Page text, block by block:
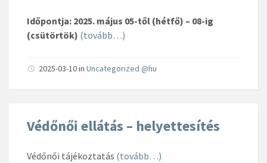
Időpontja: 2025. május 05-től (hétfő) – 08-ig
(csütörtök) (tovább…)
2025-03-10in Uncategorized @hu
Védőnői ellátás – helyettesítés
Védőnői tájékoztatás (tovább…)